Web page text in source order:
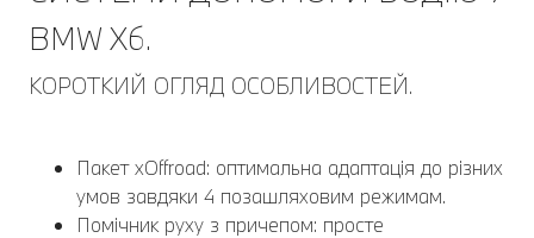
BMW X6.
КОРОТКИЙ ОГЛЯД ОСОБЛИВОСТЕЙ.
Пакет xOffroad: оптимальна адаптація до різних
умов завдяки 4 позашляховим режимам.
Помічник руху з причепом: просте